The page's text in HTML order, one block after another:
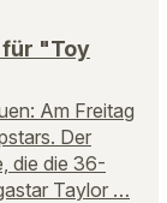
für "Toy
Am Freitag
Der
die die 36-
Taylor …